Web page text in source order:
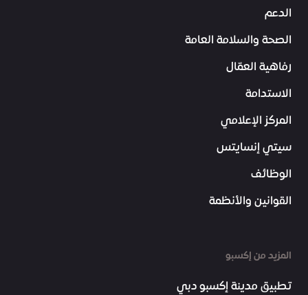
الدعم
الصحة والسلامة العامة
رفاهية العمّال
الاستدامة
المركز الإعلامي
سيتي إنسايتس
الوظائف
القوانين والأنظمة
المزيد من إكسبو
تطبيق مدينة إكسبو دبي